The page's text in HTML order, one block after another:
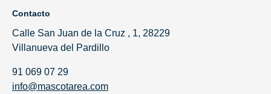
Contacto
Calle San Juan de la Cruz , 1, 28229
Villanueva del Pardillo
91 069 07 29
info@mascotarea.com